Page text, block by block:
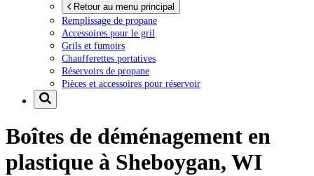
Retour au menu principal
Remplissage de propane
Accessoires pour le gril
Grils et fumoirs
Chaufferettes portatives
Réservoirs de propane
Pièces et accessoires pour réservoir
Boîtes de déménagement en
plastique à Sheboygan, WI